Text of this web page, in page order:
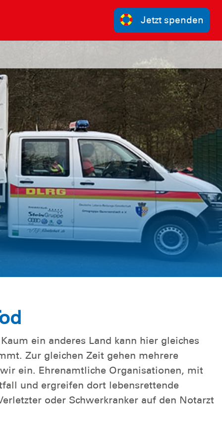
Jetzt spenden
ein anderes Land kann hier gleiches
Zur gleichen Zeit gehen mehrere
ein. Ehrenamtliche Organisationen, mit
und ergreifen dort lebensrettende
oder Schwerkranker auf den Notarzt